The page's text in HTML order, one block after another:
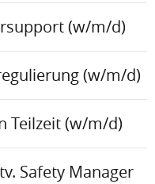
(w/m/d)
(w/m/d)
Teilzeit (w/m/d)
Safety Manager